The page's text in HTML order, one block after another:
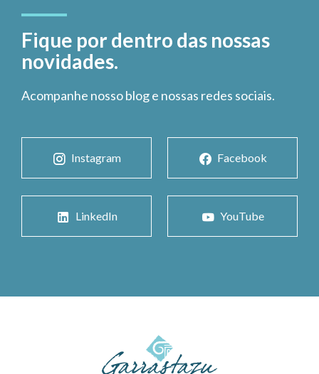
Fique por dentro das nossas
novidades.
Acompanhe nosso blog e nossas redes sociais.
Instagram Facebook
LinkedIn YouTube